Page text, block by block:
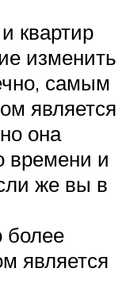
квартир
изменить
самым
является
она
времени и
же вы в
более
является